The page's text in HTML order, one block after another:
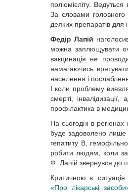
поліомієліту.
За словами головного
деяких препаратів для
Федір Лапій
можна заплющувати
вакцинація не
намагаючись
населення і
І коли проблему
смерті,
профілактика в
На сьогодні в
буде задоволено лише
гепатиту В,
робити людям, коли
Ф. Лапій звернувся до
Критичною є
«Про лікарські